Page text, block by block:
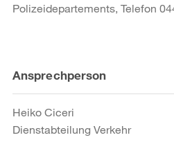
Polizeidepartements, Telefon
Weitere
Informationen
Ansprechperson
Heiko Ciceri
Dienstabteilung Verkehr